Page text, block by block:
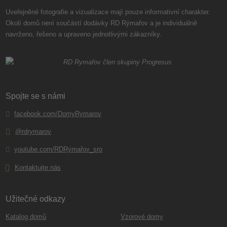
Uveřejněné fotografie a vizualizace mají pouze informativní charakter.
Okolí domů není součástí dodávky RD Rýmařov a je individuálně
navrženo, řešeno a upraveno jednotlivými zákazníky.
Spojte se s námi
facebook.com/DomyRymarov
@rdrymarov
youtube.com/RDRýmařov_sro
Kontaktujte nás
Užitečné odkazy
Katalog domů Vzorové domy